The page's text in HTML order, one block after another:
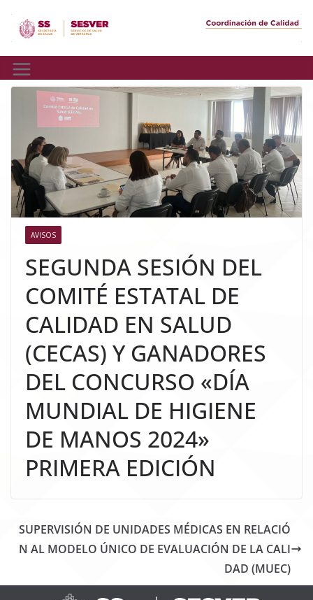
AVISOS
SEGUNDA SESIÓN DEL
COMITÉ ESTATAL DE
CALIDAD EN SALUD
(CECAS) Y GANADORES
DEL CONCURSO «DÍA
MUNDIAL DE HIGIENE
DE MANOS 2024»
PRIMERA EDICIÓN
SUPERVISIÓN DE UNIDADES MÉDICAS EN RELACIÓ
N AL MODELO ÚNICO DE EVALUACIÓN DE LA CALI
DAD (MUEC)